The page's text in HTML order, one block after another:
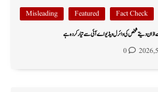
Fact Check
Featured
Misleading
اذان دیتے شخص کی وائرل ویڈیو اے آئی سے تیار کردہ ہے
0